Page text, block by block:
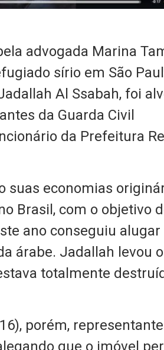
advogada Marina
sírio em São
Al Ssabah, foi
da Guarda Civil
da Prefeitura
suas economias
Brasil, com o objetivo
ano conseguiu alugar
árabe. Jadallah levou
totalmente
porém,
que o imóvel